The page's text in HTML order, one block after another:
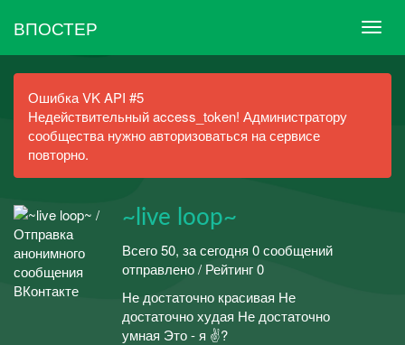
ВПОСТЕР
Ошибка VK API #5
Недействительный access_token! Администратору
сообщества нужно авторизоваться на сервисе
повторно.
~live loop~
Всего 50, за сегодня 0 сообщений
отправлено / Рейтинг 0
Не достаточно красивая Не
достаточно худая Не достаточно
умная Это - я ✌?